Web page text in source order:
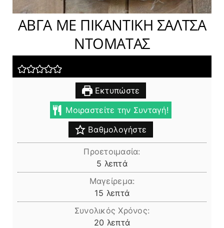
ΑΒΓΑ ΜΕ ΠΙΚΑΝΤΙΚΗ ΣΑΛΤΣΑ
ΝΤΟΜΑΤΑΣ
Εκτυπώστε
Μοιραστείτε την Συνταγή!
Βαθμολογήστε
Προετοιμασία:
5 λεπτά
λεπτά
Μαγείρεμα:
15 λεπτά
λεπτά
Συνολικός Χρόνος:
20 λεπτά
λεπτά